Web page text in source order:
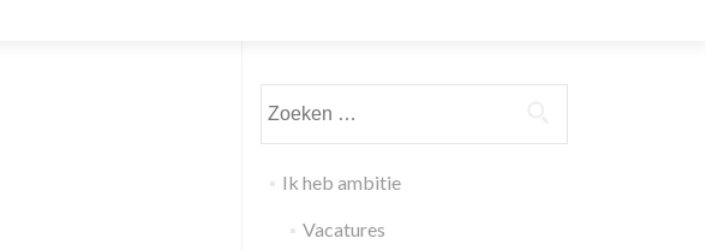
naar:
Ik heb ambitie
Vacatures